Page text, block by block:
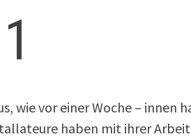
wie vor einer Woche – innen
haben mit ihrer Arbeit